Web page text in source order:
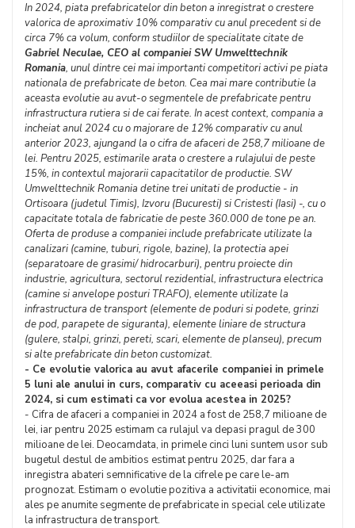
In 2024, piata prefabricatelor din beton a inregistrat o crestere
valorica de aproximativ 10% comparativ cu anul precedent si de
circa 7% ca volum, conform studiilor de specialitate citate de
Gabriel Neculae, CEO al companiei SW Umwelttechnik
Romania, unul dintre cei mai importanti competitori activi pe piata
nationala de prefabricate de beton. Cea mai mare contributie la
aceasta evolutie au avut-o segmentele de prefabricate pentru
infrastructura rutiera si de cai ferate. In acest context, compania a
incheiat anul 2024 cu o majorare de 12% comparativ cu anul
anterior 2023, ajungand la o cifra de afaceri de 258,7 milioane de
lei. Pentru 2025, estimarile arata o crestere a rulajului de peste
15%, in contextul majorarii capacitatilor de productie. SW
Umwelttechnik Romania detine trei unitati de productie - in
Ortisoara (judetul Timis), Izvoru (Bucuresti) si Cristesti (Iasi) -, cu o
capacitate totala de fabricatie de peste 360.000 de tone pe an.
Oferta de produse a companiei include prefabricate utilizate la
canalizari (camine, tuburi, rigole, bazine), la protectia apei
(separatoare de grasimi/ hidrocarburi), pentru proiecte din
industrie, agricultura, sectorul rezidential, infrastructura electrica
(camine si anvelope posturi TRAFO), elemente utilizate la
infrastructura de transport (elemente de poduri si podete, grinzi
de pod, parapete de siguranta), elemente liniare de structura
(gulere, stalpi, grinzi, pereti, scari, elemente de planseu), precum
si alte prefabricate din beton customizat.
- Ce evolutie valorica au avut afacerile companiei in primele
5 luni ale anului in curs, comparativ cu aceeasi perioada din
2024, si cum estimati ca vor evolua acestea in 2025?
- Cifra de afaceri a companiei in 2024 a fost de 258,7 milioane de
lei, iar pentru 2025 estimam ca rulajul va depasi pragul de 300
milioane de lei. Deocamdata, in primele cinci luni suntem usor sub
bugetul destul de ambitios estimat pentru 2025, dar fara a
inregistra abateri semnificative de la cifrele pe care le-am
prognozat. Estimam o evolutie pozitiva a activitatii economice, mai
ales pe anumite segmente de prefabricate in special cele utilizate
la infrastructura de transport.